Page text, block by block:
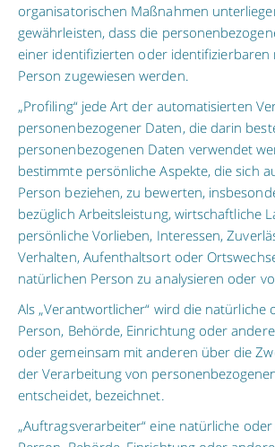
organisatorischen Maßnahmen
gewährleisten, dass die
einer identifizierten oder identifizierbaren
Person zugewiesen werden.
„Profiling“ jede Art der automatisierten
personenbezogener Daten, die darin
personenbezogenen Daten verwendet
bestimmte persönliche Aspekte, die sich
Person beziehen, zu bewerten,
bezüglich Arbeitsleistung, wirtschaftliche
persönliche Vorlieben, Interessen,
Verhalten, Aufenthaltsort oder
natürlichen Person zu analysieren oder
Als „Verantwortlicher“ wird die natürliche
Person, Behörde, Einrichtung oder
oder gemeinsam mit anderen über die
der Verarbeitung von
entscheidet, bezeichnet.
„Auftragsverarbeiter“ eine natürliche